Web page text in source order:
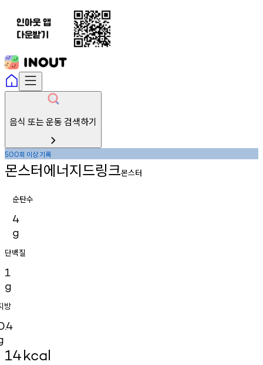
음식 또는 운동 검색하기
500회 이상기록
몬스터에너지드링크몬스터
순탄수
4
g
단백질
1
g
방
14kcal